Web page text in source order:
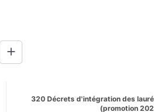
320 Décrets d'intégration des
(promotion